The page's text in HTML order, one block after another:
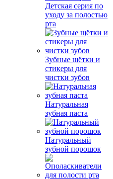
Детская серия по
уходу за полостью
рта
Зубные щётки и
стикеры для
чистки зубов
Натуральная
зубная паста
Натуральный
зубной порошок